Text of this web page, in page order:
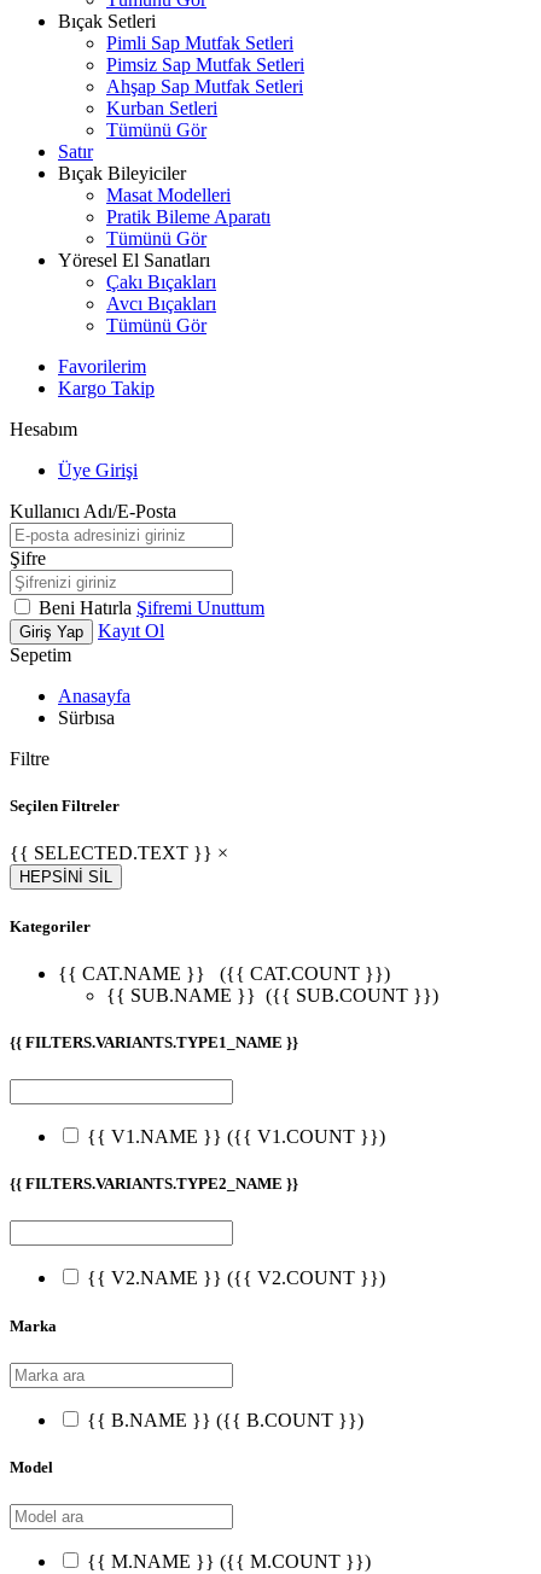
Bıçak Setleri
Pimli Sap Mutfak Setleri
Pimsiz Sap Mutfak Setleri
Ahşap Sap Mutfak Setleri
Kurban Setleri
Tümünü Gör
Satır
Bıçak Bileyiciler
Masat Modelleri
Pratik Bileme Aparatı
Tümünü Gör
Yöresel El Sanatları
Çakı Bıçakları
Avcı Bıçakları
Tümünü Gör
Favorilerim
Kargo Takip
Hesabım
Üye Girişi
Kullanıcı Adı/E-Posta
Şifre
Beni Hatırla Şifremi Unuttum
Giriş Yap
Kayıt Ol
Sepetim
Anasayfa
Sürbısa
Filtre
Seçilen Filtreler
{{ SELECTED.TEXT }} ×
HEPSİNİ SİL
Kategoriler
{{ CAT.NAME }}
({{ CAT.COUNT }})
{{ SUB.NAME }} ({{ SUB.COUNT }})
{{ FILTERS.VARIANTS.TYPE1_NAME }}
{{ V1.NAME }} ({{ V1.COUNT }})
{{ FILTERS.VARIANTS.TYPE2_NAME }}
{{ V2.NAME }} ({{ V2.COUNT }})
Marka
{{ B.NAME }} ({{ B.COUNT }})
Model
{{ M.NAME }} ({{ M.COUNT }})